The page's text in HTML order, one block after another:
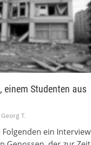
Studenten aus
Georg T.
ein Interview